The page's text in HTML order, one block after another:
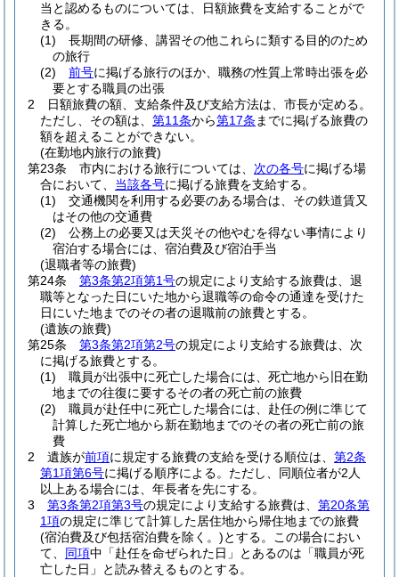
当と認めるものについては、日額旅費を支給することがで
きる。
(1)
長期間の研修、講習その他これらに類する目的のため
の旅行
(2)
前号に掲げる旅行のほか、職務の性質上常時出張を必
要とする職員の出張
2
日額旅費の額、支給条件及び支給方法は、市長が定める。
ただし、その額は、 第11条から第17条 までに掲げる旅費の
額を超えることができない。
(在勤地内旅行の旅費)
第23条
市内における旅行については、 次の各号に掲げる場
合において、 当該各号に掲げる旅費を支給する。
(1)
交通機関を利用する必要のある場合は、その鉄道賃又
はその他の交通費
(2)
公務上の必要又は天災その他やむを得ない事情により
宿泊する場合には、宿泊費及び宿泊手当
(退職者等の旅費)
第24条
第3条第2項第1号の規定により支給する旅費は、退
職等となった日にいた地から退職等の命令の通達を受けた
日にいた地までのその者の退職前の旅費とする。
(遺族の旅費)
第25条
第3条第2項第2号の規定により支給する旅費は、次
に掲げる旅費とする。
(1)
職員が出張中に死亡した場合には、死亡地から旧在勤
地までの往復に要するその者の死亡前の旅費
(2)
職員が赴任中に死亡した場合には、赴任の例に準じて
計算した死亡地から新在勤地までのその者の死亡前の旅
費
2
遺族が前項に規定する旅費の支給を受ける順位は、 第2条
第1項第6号に掲げる順序による。 ただし、同順位者が2人
以上ある場合には、年長者を先にする。
3
第3条第2項第3号の規定により支給する旅費は、 第20条第
1項の規定に準じて計算した居住地から帰住地までの旅費
(宿泊費及び包括宿泊費を除く。)とする。
この場合におい
て、 同項中「赴任を命ぜられた日」とあるのは「職員が死
亡した日」と読み替えるものとする。